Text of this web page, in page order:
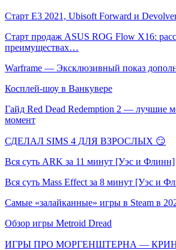
Старт E3 2021, Ubisoft Forward и
Старт продаж ASUS ROG Flow X16:
преимуществах…
Warframe — Эксклюзивный показ
Косплей-шоу в Ванкувере
Гайд Red Dead Redemption 2 — лучшие
момент
СДЕЛАЛ SIMS 4 ДЛЯ ВЗРОСЛЫХ 😏
Вся суть ARK за 11 минут [Уэс и Флинн]
Вся суть Mass Effect за 8 минут [Уэс и
Самые «залайканные» игры в Steam в
Обзор игры Metroid Dread
ИГРЫ ПРО МОРГЕНШТЕРНА —